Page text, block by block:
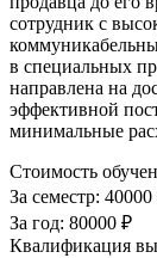
сотрудник с
в специальных
направлена на
эффективной
минимальные
Стоимость
За семестр: 40000
За год: 80000 ₽
Квалификация